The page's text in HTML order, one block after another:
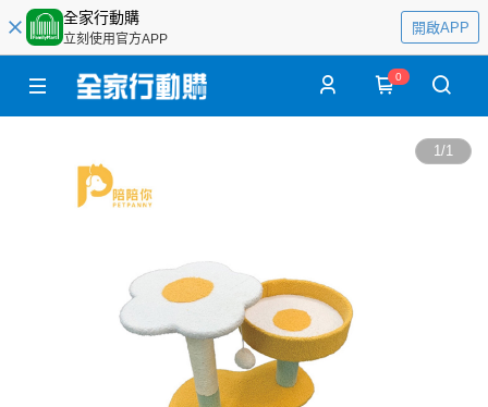
全家行動購
立刻使用官方APP
開啟APP
0
1/1